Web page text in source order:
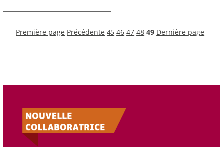
Première page Précédente 45 46 47 48 49 Dernière page